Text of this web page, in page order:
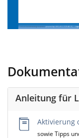
Anleitung für
Aktivierung
sowie Tipps